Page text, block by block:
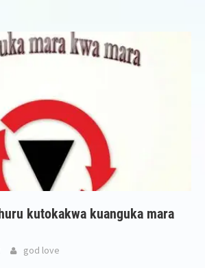
kutokakwa kuanguka mara
god love